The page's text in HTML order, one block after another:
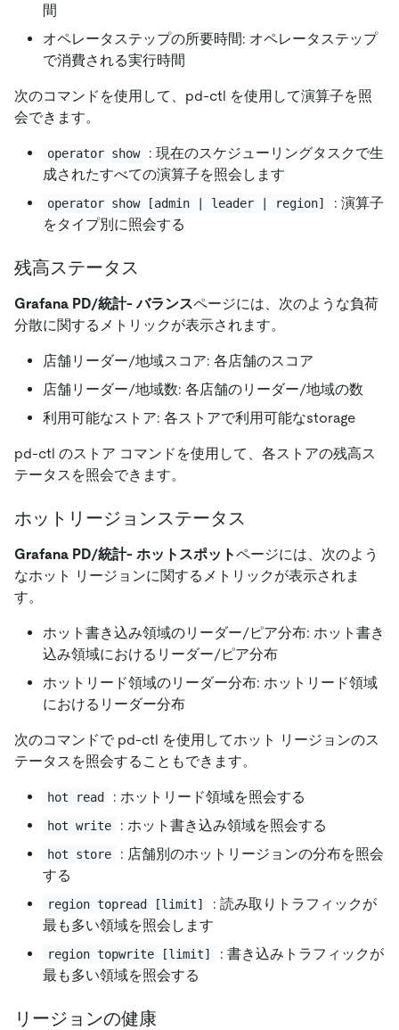
間
オペレータステップの所要時間: オペレータステップ
で消費される実行時間
次のコマンドを使用して、pd-ctl を使用して演算子を照
会できます。
operator show
: 現在のスケジューリングタスクで生
成されたすべての演算子を照会します
operator show [admin | leader | region]
: 演算子
をタイプ別に照会する
残高ステータス
Grafana PD/統計- バランスページには、次のような負荷
分散に関するメトリックが表示されます。
店舗リーダー/地域スコア: 各店舗のスコア
店舗リーダー/地域数: 各店舗のリーダー/地域の数
利用可能なストア: 各ストアで利用可能なstorage
pd-ctl のストア コマンドを使用して、各ストアの残高ス
テータスを照会できます。
ホットリージョンステータス
Grafana PD/統計- ホットスポットページには、次のよう
なホット リージョンに関するメトリックが表示されま
す。
ホット書き込み領域のリーダー/ピア分布: ホット書き
込み領域におけるリーダー/ピア分布
ホットリード領域のリーダー分布: ホットリード領域
におけるリーダー分布
次のコマンドで pd-ctl を使用してホット リージョンのス
テータスを照会することもできます。
hot read : ホットリード領域を照会する
hot write : ホット書き込み領域を照会する
hot store
: 店舗別のホットリージョンの分布を照会
する
region topread [limit]
: 読み取りトラフィックが
最も多い領域を照会します
region topwrite [limit]
: 書き込みトラフィックが
最も多い領域を照会する
リージョンの健康